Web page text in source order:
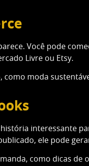
Você pode
Livre ou Etsy.
como moda
interessante
ele pode
como dicas de